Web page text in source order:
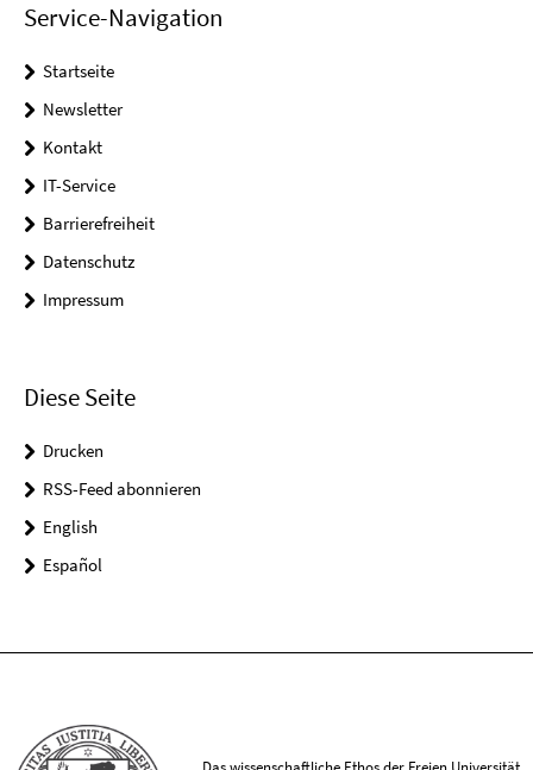
Service-Navigation
Startseite
Newsletter
Kontakt
IT-Service
Barrierefreiheit
Datenschutz
Impressum
Diese Seite
Drucken
RSS-Feed abonnieren
English
Español